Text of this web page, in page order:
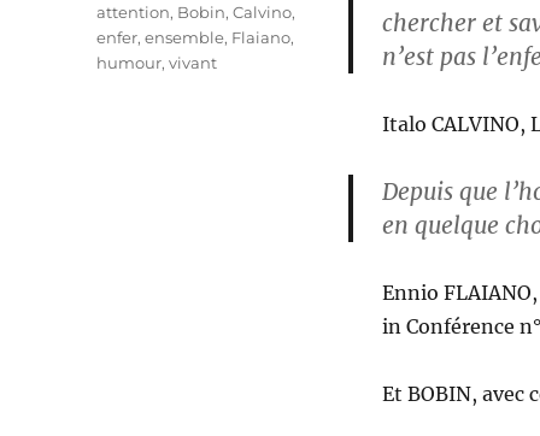
chercher et
n’est pas
Italo CALVINO,
Depuis que
en quelque
Ennio
in Conférence
Et BOBIN, avec
attention, Bobin,Calvino,
enfer,ensemble, Flaiano,
humour,vivant